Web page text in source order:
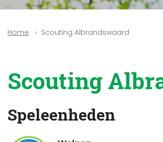
Home Scouting Albrandswaard
Scouting
Speleenheden